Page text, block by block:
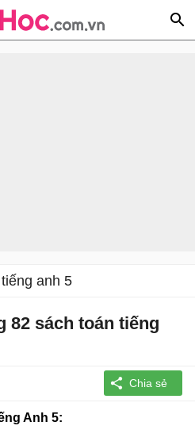
anh 5
82 sách toán tiếng
Anh 5: